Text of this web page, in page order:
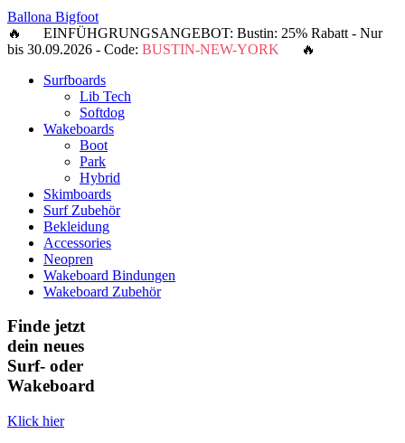
Ballona Bigfoot
🔥 EINFÜHGRUNGSANGEBOT: Bustin: 25% Rabatt - Nur
bis 30.09.2026 - Code: BUSTIN-NEW-YORK 🔥
Surfboards
Lib Tech
Softdog
Wakeboards
Boot
Park
Hybrid
Skimboards
Surf Zubehör
Bekleidung
Accessories
Neopren
Wakeboard Bindungen
Wakeboard Zubehör
Finde jetzt
dein neues
Surf- oder
Wakeboard
Klick hier